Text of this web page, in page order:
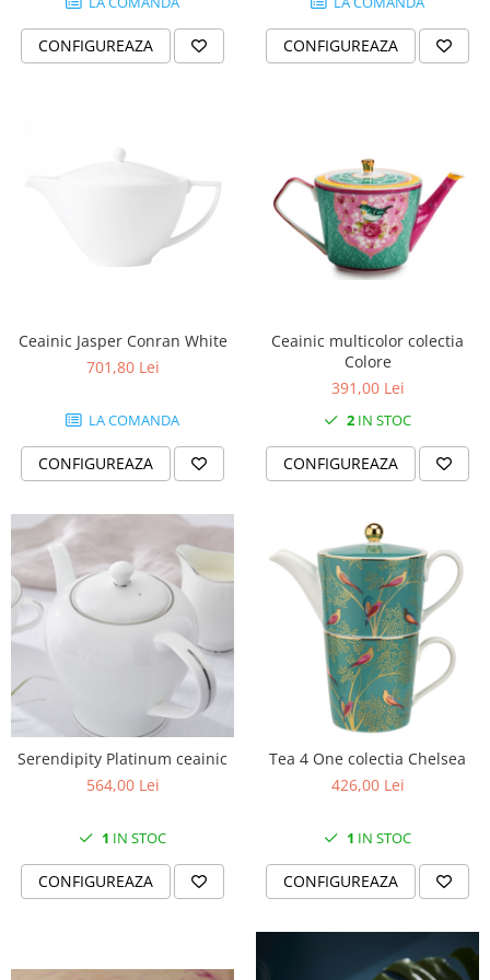
CELESTIAL PLATINUM
RENAISSANCE GOLD
OLD COUNTRY ROSES
CELESTIAL GOLD
JASPER CONRAN WHITE
GILDED MUSE
WONDERLUST
KINGSLEY
SERENDIPITY GOLD
SERENDIPITY PLATINUM
CHELSEA
MEDICEA
CELESTIAL
PATCHWORK WILLOW
BLUE LILY
HIBISCUS
ANTHEMION GREY
ORCHARD
CREATURES OF CURIOSITY
CONFIGUREAZA CONFIGUREAZA
Ceainic Jasper Conran White
701,80 Lei
LA COMANDA
CONFIGUREAZA
Ceainic multicolor colectia
Colore
391,00 Lei
2 IN STOC
CONFIGUREAZA
Serendipity Platinum ceainic
564,00 Lei
1 IN STOC
CONFIGUREAZA
Tea 4 One colectia Chelsea
426,00 Lei
1 IN STOC
CONFIGUREAZA